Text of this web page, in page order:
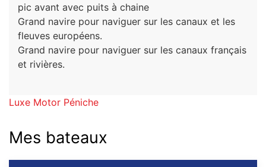
pic avant avec puits à chaine
Grand navire pour naviguer sur les canaux et les
fleuves européens.
Grand navire pour naviguer sur les canaux français
et rivières.
Luxe Motor Péniche
Mes bateaux